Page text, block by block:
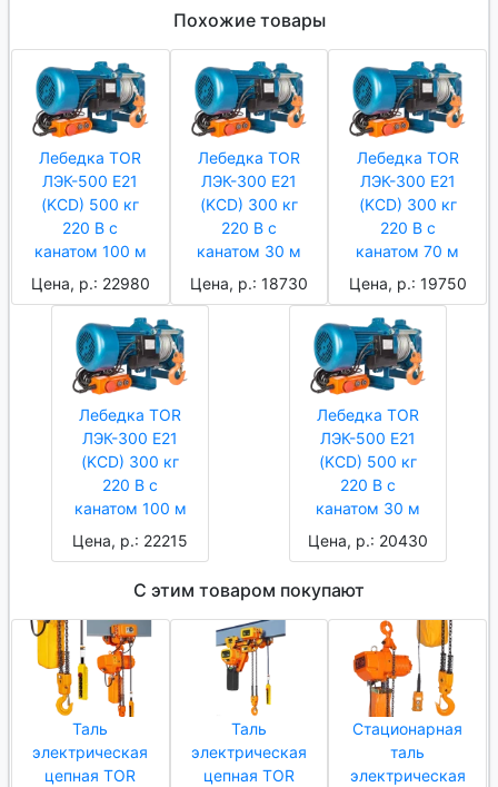
Похожие товары
Лебедка TOR
ЛЭК-500 E21
(KCD) 500 кг
220 В с
канатом 100 м
Цена, р.: 22980
Лебедка TOR
ЛЭК-300 E21
(KCD) 300 кг
220 В с
канатом 30 м
Цена, р.: 18730
Лебедка TOR
ЛЭК-300 E21
(KCD) 300 кг
220 В с
канатом 70 м
Цена, р.: 19750
Лебедка TOR
ЛЭК-300 E21
(KCD) 300 кг
220 В с
канатом 100 м
Цена, р.: 22215
Лебедка TOR
ЛЭК-500 E21
(KCD) 500 кг
220 В с
канатом 30 м
Цена, р.: 20430
С этим товаром покупают
Таль
электрическая
цепная TOR
Таль
электрическая
цепная TOR
Стационарная
таль
электрическая